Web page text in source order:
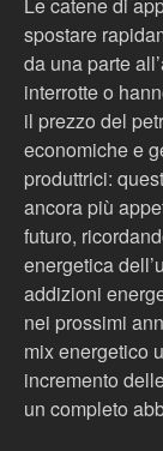
spostare
da una parte
interrotte o
il prezzo del
economiche e
produttrici:
ancora più
futuro,
energetica
addizioni
nei prossimi
mix energetico
incremento
un completo